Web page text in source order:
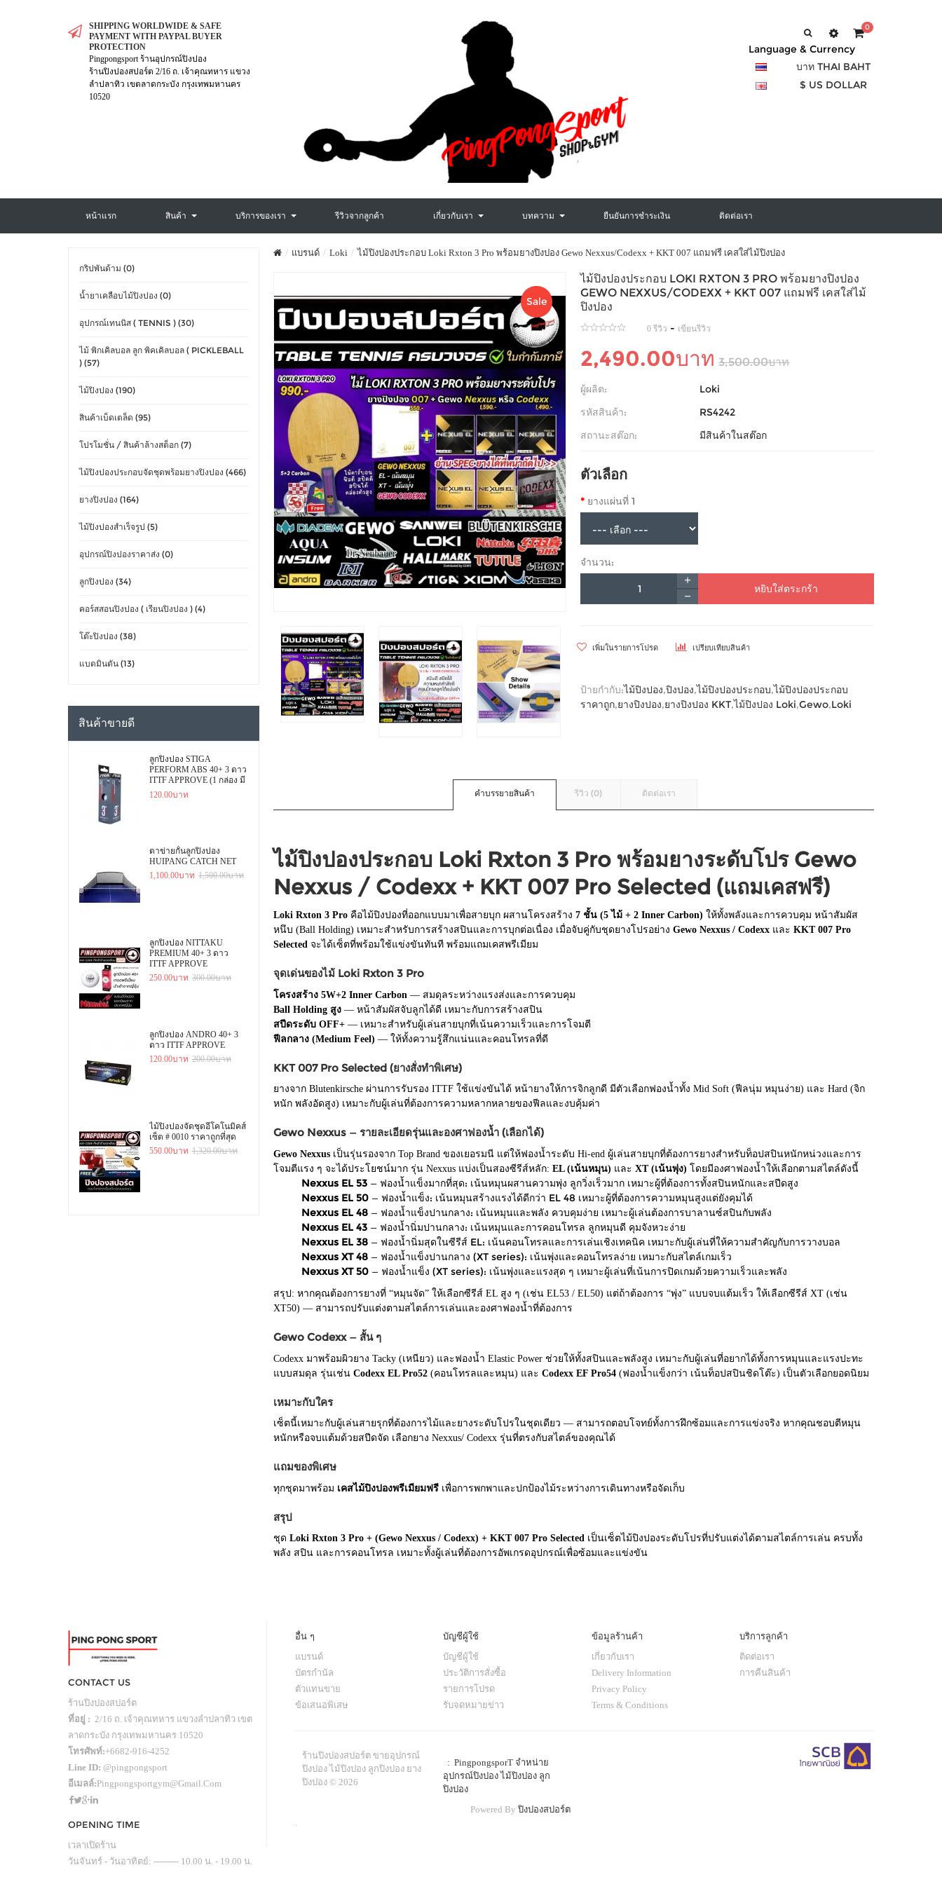
SHIPPING WORLDWIDE & SAFE
PAYMENT WITH PAYPAL BUYER
PROTECTION
Pingpongsport ร้านอุปกรณ์ปิงปอง
ร้านปิงปองสปอร์ต 2/16 ถ. เจ้าคุณทหาร แขวง
ลำปลาทิว เขตลาดกระบัง กรุงเทพมหานคร
10520
0
Language & Currency
บาท THAI BAHT
$ US DOLLAR
หน้าแรก สินค้า บริการของเรา รีวิวจากลูกค้า เกี่ยวกับเรา บทความ ยืนยันการชำระเงิน ติดต่อเรา
กริปพันด้าม (0)
น้ำยาเคลือบไม้ปิงปอง (0)
อุปกรณ์เทนนิส ( TENNIS ) (30)
ไม้ พิกเคิลบอล ลูก พิคเคิลบอล ( PICKLEBALL
) (57)
ไม้ปิงปอง (190)
สินค้าเบ็ดเตล็ด (95)
โปรโมชั่น / สินค้าล้างสต็อก (7)
ไม้ปิงปองประกอบจัดชุดพร้อมยางปิงปอง (466)
ยางปิงปอง (164)
ไม้ปิงปองสำเร็จรูป (5)
อุปกรณ์ปิงปองราคาส่ง (0)
ลูกปิงปอง (34)
คอร์สสอนปิงปอง ( เรียนปิงปอง ) (4)
โต๊ะปิงปอง (38)
แบดมินตัน (13)
สินค้าขายดี
ลูกปิงปอง STIGA
PERFORM ABS 40+ 3 ดาว
ITTF APPROVE (1 กล่อง มี
3 ลูก)
120.00บาท
ตาข่ายกั้นลูกปิงปอง
HUIPANG CATCH NET
1,100.00บาท 1,500.00บาท
ลูกปิงปอง NITTAKU
PREMIUM 40+ 3 ดาว
ITTF APPROVE
250.00บาท 300.00บาท
ลูกปิงปอง ANDRO 40+ 3
ดาว ITTF APPROVE
120.00บาท 200.00บาท
ไม้ปิงปองจัดชุดอีโคโนมิคส์
เซ็ต # 0010 ราคาถูกที่สุด
550.00บาท 1,320.00บาท
แบรนด์ Loki ไม้ปิงปองประกอบ Loki Rxton 3 Pro พร้อมยางปิงปอง Gewo Nexxus/Codexx + KKT 007 แถมฟรี เคสใส่ไม้ปิงปอง
Sale
ไม้ปิงปองประกอบ LOKI RXTON 3 PRO พร้อมยางปิงปอง
GEWO NEXXUS/CODEXX + KKT 007 แถมฟรี เคสใส่ไม้
ปิงปอง
0 รีวิว - เขียนรีวิว
2,490.00บาท 3,500.00บาท
ผู้ผลิต:
Loki
รหัสสินค้า:
RS4242
สถานะสต๊อก:
มีสินค้าในสต๊อก
ตัวเลือก
ยางแผ่นที่ 1
จำนวน:
หยิบใส่ตระกร้า
เพิ่มในรายการโปรด เปรียบเทียบสินค้า
ป้ายกำกับ:ไม้ปิงปอง,ปิงปอง,ไม้ปิงปองประกอบ,ไม้ปิงปองประกอบ
ราคาถูก,ยางปิงปอง,ยางปิงปอง KKT,ไม้ปิงปอง Loki,Gewo,Loki
คำบรรยายสินค้า รีวิว (0) ติดต่อเรา
ไม้ปิงปองประกอบ Loki Rxton 3 Pro พร้อมยางระดับโปร Gewo
Nexxus / Codexx + KKT 007 Pro Selected (แถมเคสฟรี)
Loki Rxton 3 Proคือไม้ปิงปองที่ออกแบบมาเพื่อสายบุก ผสานโครงสร้าง 7 ชั้น (5 ไม้ + 2 Inner Carbon) ให้ทั้งพลังและการควบคุม หน้าสัมผัส
หนึบ (Ball Holding) เหมาะสำหรับการสร้างสปินและการบุกต่อเนื่อง เมื่อจับคู่กับชุดยางโปรอย่าง Gewo Nexxus / Codexxและ KKT 007 Pro
Selectedจะได้เซ็ตที่พร้อมใช้แข่งขันทันที พร้อมแถมเคสพรีเมียม
จุดเด่นของไม้ Loki Rxton 3 Pro
โครงสร้าง 5W+2 Inner Carbon — สมดุลระหว่างแรงส่งและการควบคุม
Ball Holding สูง— หน้าสัมผัสจับลูกได้ดี เหมาะกับการสร้างสปิน
สปีดระดับ OFF+— เหมาะสำหรับผู้เล่นสายบุกที่เน้นความเร็วและการโจมตี
ฟีลกลาง (Medium Feel) — ให้ทั้งความรู้สึกแน่นและคอนโทรลที่ดี
KKT 007 Pro Selected (ยางสั่งทำพิเศษ)
ยางจาก Blutenkirsche ผ่านการรับรอง ITTF ใช้แข่งขันได้ หน้ายางให้การจิกลูกดี มีตัวเลือกฟองน้ำทั้ง Mid Soft (ฟีลนุ่ม หมุนง่าย) และ Hard (จิก
หนัก พลังอัดสูง) เหมาะกับผู้เล่นที่ต้องการความหลากหลายของฟีลและงบคุ้มค่า
Gewo Nexxus — รายละเอียดรุ่นและองศาฟองน้ำ (เลือกได้)
Gewo Nexxusเป็นรุ่นรองจาก Top Brand ของเยอรมนี แต่ให้ฟองน้ำระดับ Hi-end ผู้เล่นสายบุกที่ต้องการยางสำหรับท็อปสปินหนักหน่วงและการ
โจมตีแรง ๆ จะได้ประโยชน์มาก รุ่น Nexxus แบ่งเป็นสองซีรีส์หลัก: EL (เน้นหมุน) และ XT (เน้นพุ่ง) โดยมีองศาฟองน้ำให้เลือกตามสไตล์ดังนี้
Nexxus EL 53— ฟองน้ำแข็งมากที่สุด: เน้นหมุนผสานความพุ่ง ลูกวิ่งเร็วมาก เหมาะผู้ที่ต้องการทั้งสปินหนักและสปีดสูง
Nexxus EL 50— ฟองน้ำแข็ง: เน้นหมุนสร้างแรงได้ดีกว่า EL 48 เหมาะผู้ที่ต้องการความหมุนสูงแต่ยังคุมได้
Nexxus EL 48— ฟองน้ำแข็งปานกลาง: เน้นหมุนและพลัง ควบคุมง่าย เหมาะผู้เล่นต้องการบาลานซ์สปินกับพลัง
Nexxus EL 43— ฟองน้ำนิ่มปานกลาง: เน้นหมุนและการคอนโทรล ลูกหมุนดี คุมจังหวะง่าย
Nexxus EL 38— ฟองน้ำนิ่มสุดในซีรีส์ EL: เน้นคอนโทรลและการเล่นเชิงเทคนิค เหมาะกับผู้เล่นที่ให้ความสำคัญกับการวางบอล
Nexxus XT 48— ฟองน้ำแข็งปานกลาง (XT series): เน้นพุ่งและคอนโทรลง่าย เหมาะกับสไตล์เกมเร็ว
Nexxus XT 50— ฟองน้ำแข็ง (XT series): เน้นพุ่งและแรงสุด ๆ เหมาะผู้เล่นที่เน้นการปิดเกมด้วยความเร็วและพลัง
สรุป: หากคุณต้องการยางที่ “หมุนจัด” ให้เลือกซีรีส์ EL สูง ๆ (เช่น EL53 / EL50) แต่ถ้าต้องการ “พุ่ง” แบบจบแต้มเร็ว ให้เลือกซีรีส์ XT (เช่น
XT50) — สามารถปรับแต่งตามสไตล์การเล่นและองศาฟองน้ำที่ต้องการ
Gewo Codexx — สั้น ๆ
Codexx มาพร้อมผิวยาง Tacky (เหนียว) และฟองน้ำ Elastic Power ช่วยให้ทั้งสปินและพลังสูง เหมาะกับผู้เล่นที่อยากได้ทั้งการหมุนและแรงปะทะ
แบบสมดุล รุ่นเช่น Codexx EL Pro52(คอนโทรลและหมุน) และ Codexx EF Pro54(ฟองน้ำแข็งกว่า เน้นท็อปสปินชิดโต๊ะ) เป็นตัวเลือกยอดนิยม
เหมาะกับใคร
เซ็ตนี้เหมาะกับผู้เล่นสายรุกที่ต้องการไม้และยางระดับโปรในชุดเดียว — สามารถตอบโจทย์ทั้งการฝึกซ้อมและการแข่งจริง หากคุณชอบตีหมุน
หนักหรือจบแต้มด้วยสปีดจัด เลือกยาง Nexxus/ Codexx รุ่นที่ตรงกับสไตล์ของคุณได้
แถมของพิเศษ
ทุกชุดมาพร้อม เคสไม้ปิงปองพรีเมียมฟรีเพื่อการพกพาและปกป้องไม้ระหว่างการเดินทางหรือจัดเก็บ
สรุป
ชุด Loki Rxton 3 Pro + (Gewo Nexxus / Codexx) + KKT 007 Pro Selectedเป็นเซ็ตไม้ปิงปองระดับโปรที่ปรับแต่งได้ตามสไตล์การเล่น ครบทั้ง
พลัง สปิน และการคอนโทรล เหมาะทั้งผู้เล่นที่ต้องการอัพเกรดอุปกรณ์เพื่อซ้อมและแข่งขัน
CONTACT US
ร้านปิงปองสปอร์ต
ที่อยู่ : 2/16 ถ. เจ้าคุณทหาร แขวงลำปลาทิว เขต
ลาดกระบัง กรุงเทพมหานคร 10520
โทรศัพท์:+6682-916-4252
Line ID: @pingpongsport
อีเมลล์:Pingpongsportgym@gmail.com
OPENING TIME
เวลาเปิดร้าน
วันจันทร์ - วันอาทิตย์: --------- 10.00 น. - 19.00 น.
อื่น ๆ
แบรนด์
บัตรกำนัล
ตัวแทนขาย
ข้อเสนอพิเสษ
บัญชีผู้ใช้
บัญชีผู้ใช้
ประวัติการสั่งซื้อ
รายการโปรด
รับจดหมายข่าว
ข้อมูลร้านค้า
เกี่ยวกับเรา
Delivery Information
Privacy Policy
Terms & Conditions
บริการลูกค้า
ติดต่อเรา
การคืนสินค้า
ร้านปิงปองสปอร์ต ขายอุปกรณ์
ปิงปอง ไม้ปิงปอง ลูกปิงปอง ยาง
ปิงปอง © 2026
: PingpongsporT จำหน่าย
อุปกรณ์ปิงปอง ไม้ปิงปอง ลูก
ปิงปอง
Powered By ปิงปองสปอร์ต
.